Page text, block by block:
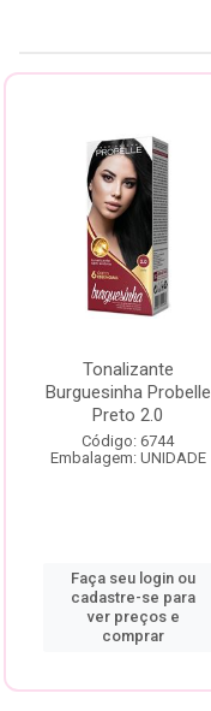
Tonalizante
Burguesinha Probelle
Preto 2.0
Código: 6744
Embalagem: UNIDADE
Faça seu login ou
cadastre-se para
ver preços e
comprar